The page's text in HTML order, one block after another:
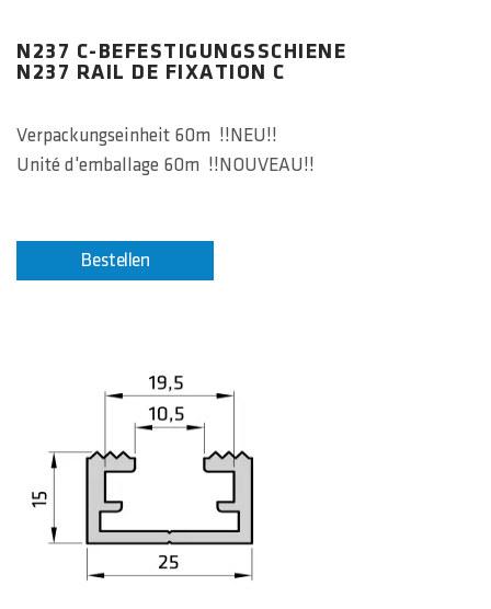
N237 C-BEFESTIGUNGSSCHIENE
N237 RAIL DE FIXATION C
Verpackungseinheit 60m !!NEU!!
Unité d'emballage 60m !!NOUVEAU!!
Bestellen